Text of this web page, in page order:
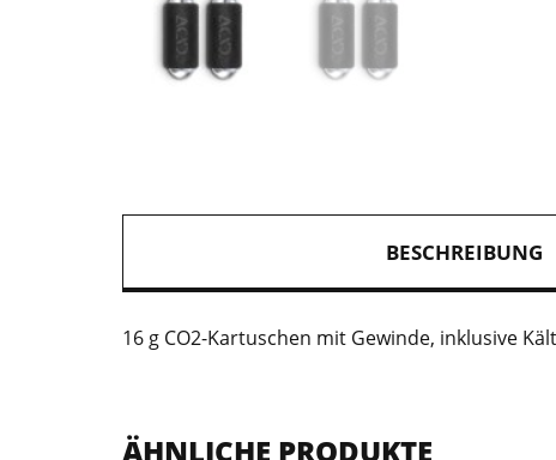
BESCHREIBUNG
16 g CO2-Kartuschen mit Gewinde, inklusive
ÄHNLICHE PRODUKTE